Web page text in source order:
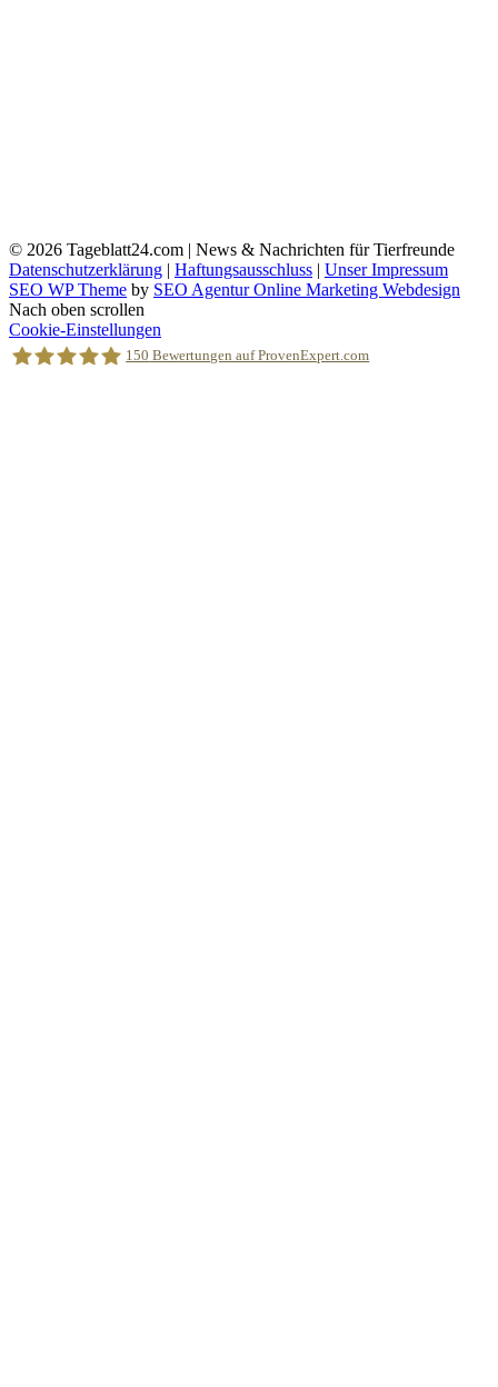
© 2026 Tageblatt24.com | News & Nachrichten für Tierfreunde
Datenschutzerklärung | Haftungsausschluss | Unser Impressum
SEO WP Theme by SEO Agentur Online Marketing Webdesign
Nach oben scrollen
Cookie-Einstellungen
150 Bewertungen auf ProvenExpert.com